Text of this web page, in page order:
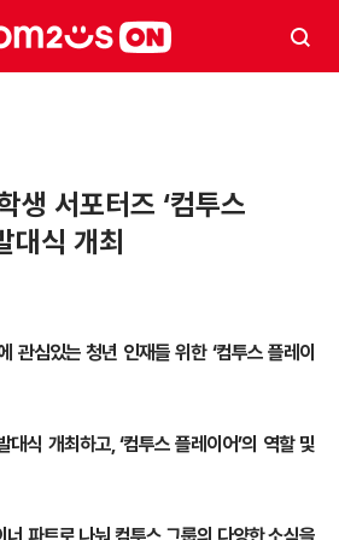
생 서포터즈 ‘컴투스
대식 개최
관심있는 청년 인재들 위한 ‘컴투스 플레이
식 개최하고, ‘컴투스 플레이어’의 역할 및